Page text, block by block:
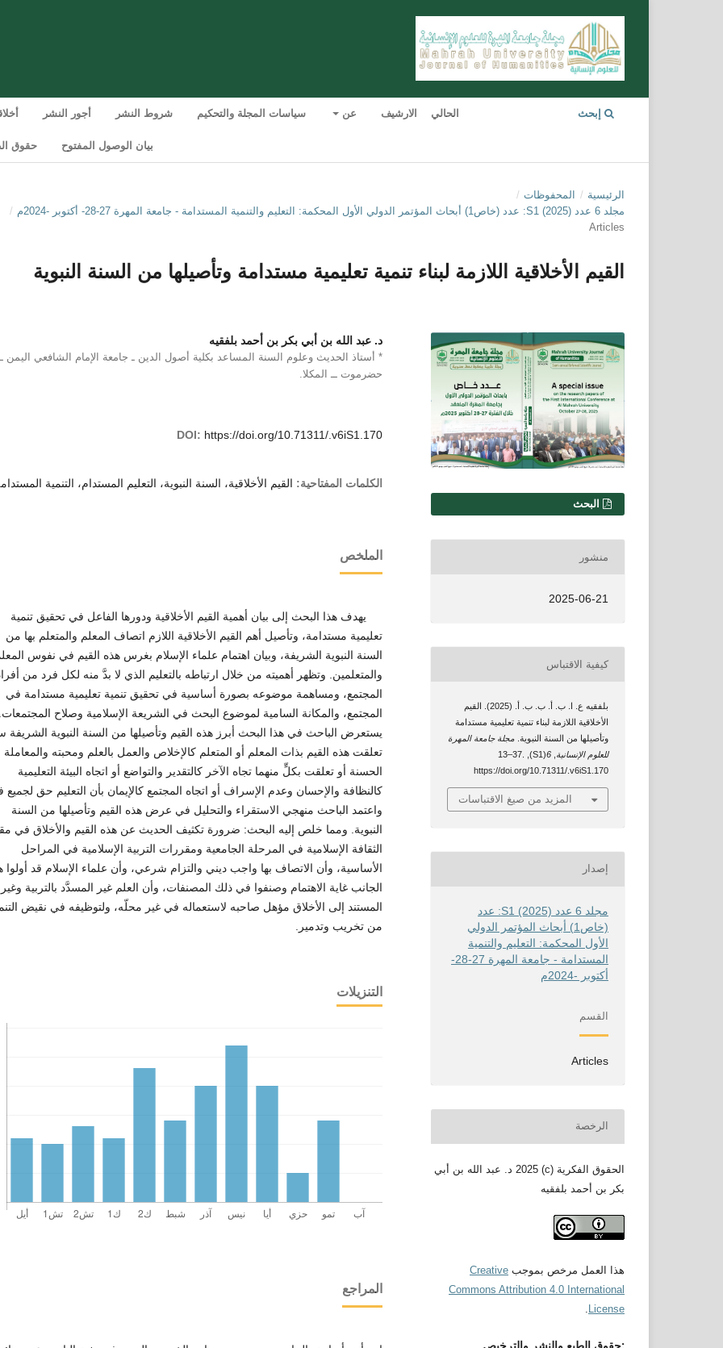
الحالي الارشيف عن سياسات المجلة والتحكيم شروط النشر أجور النشر
بيان الوصول المفتوح حقوق
إبحث
الرئيسية / المحفوظات /
مجلد 6 عدد S1 (2025): عدد (خاص1) أبحاث المؤتمر الدولي الأول المحكمة: التعليم والتنمية المستدامة - جامعة المهرة 27-28- أكتوبر -2024م
/
Articles
القيم الأخلاقية اللازمة لبناء تنمية تعليمية مستدامة وتأصيلها من السنة النبوية
د. عبد الله بن أبي بكر بن أحمد بلفقيه
* أستاذ الحديث وعلوم السنة المساعد بكلية أصول الدين ـ جامعة الإمام الشافعي اليمن ـ
حضرموت ــ المكلا.
DOI: https://doi.org/10.71311/.v6iS1.170
الكلمات المفتاحية: القيم الأخلاقية، السنة النبوية، التعليم المستدام، التنمية
الملخص
يهدف هذا البحث إلى بيان أهمية القيم الأخلاقية ودورها الفاعل في تحقيق تنمية
تعليمية مستدامة، وتأصيل أهم القيم الأخلاقية اللازم اتصاف المعلم والمتعلم بها من
السنة النبوية الشريفة، وبيان اهتمام علماء الإسلام بغرس هذه القيم في نفوس
والمتعلمين. وتظهر أهميته من خلال ارتباطه بالتعليم الذي لا بدَّ منه لكل فرد من
المجتمع، ومساهمة موضوعه بصورة أساسية في تحقيق تنمية تعليمية مستدامة في
المجتمع، والمكانة السامية لموضوع البحث في الشريعة الإسلامية وصلاح
يستعرض الباحث في هذا البحث أبرز هذه القيم وتأصيلها من السنة النبوية الشريفة
تعلقت هذه القيم بذات المعلم أو المتعلم كالإخلاص والعمل بالعلم ومحبته والمعاملة
الحسنة أو تعلقت بكلٍّ منهما تجاه الآخر كالتقدير والتواضع أو اتجاه البيئة التعليمية
كالنظافة والإحسان وعدم الإسراف أو اتجاه المجتمع كالإيمان بأن التعليم حق لجميع
واعتمد الباحث منهجي الاستقراء والتحليل في عرض هذه القيم وتأصيلها من السنة
النبوية. ومما خلص إليه البحث: ضرورة تكثيف الحديث عن هذه القيم والأخلاق في
الثقافة الإسلامية في المرحلة الجامعية ومقررات التربية الإسلامية في المراحل
الأساسية، وأن الاتصاف بها واجب ديني والتزام شرعي، وأن علماء الإسلام قد أولوا
الجانب غاية الاهتمام وصنفوا في ذلك المصنفات، وأن العلم غير المسدَّد بالتربية وغير
المستند إلى الأخلاق مؤهل صاحبه لاستعماله في غير محلّه، ولتوظيفه في نقيض
من تخريب وتدمير.
التنزيلات
المراجع
التنزيلاتالبحث
منشور
2025-06-21
كيفية الاقتباس
بلفقيه ع. ا. ب. أ. ب. ب. أ. (2025). القيم
الأخلاقية اللازمة لبناء تنمية تعليمية مستدامة
وتأصيلها من السنة النبوية.مجلة جامعة المهرة
للعلوم الإنسانية ,
6
(S1), 13–37.
https://doi.org/10.71311/.v6iS1.170
المزيد من صيغ الاقتباسات
إصدار
مجلد 6 عدد S1 (2025): عدد
(خاص1) أبحاث المؤتمر الدولي
الأول المحكمة: التعليم والتنمية
المستدامة - جامعة المهرة 27-28-
أكتوبر -2024م
القسم
Articles
الرخصة
الحقوق الفكرية (c) 2025 د. عبد الله بن أبي
بكر بن أحمد بلفقيه
هذا العمل مرخص بموجب Creative
Commons Attribution 4.0 International
License
.